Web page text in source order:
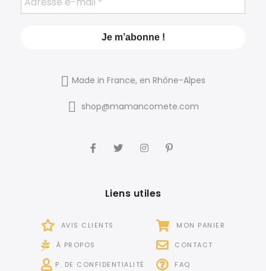
Made in France, en Rhône-Alpes
shop@mamancomete.com
Liens utiles
AVIS CLIENTS
À PROPOS
P. DE CONFIDENTIALITÉ
MON PANIER
CONTACT
FAQ